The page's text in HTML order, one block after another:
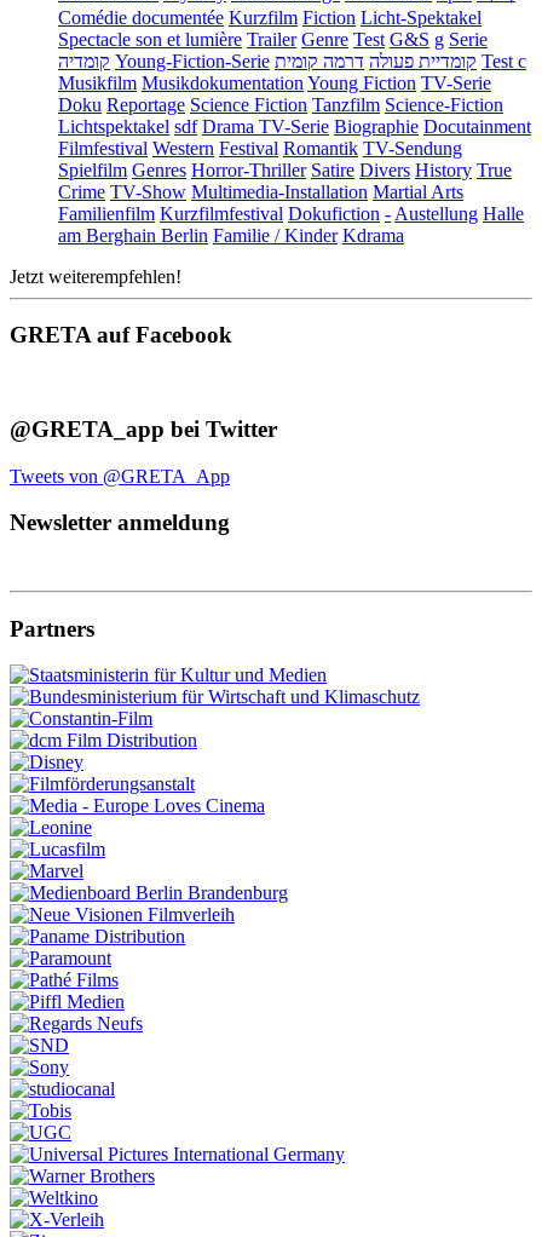
Comédie documentée Kurzfilm Fiction Licht-Spektakel
Spectacle son et lumière Trailer Genre Test G&S g Serie
קומדיה Young-Fiction-Serie קומדיית פעולה דרמה קומית
Test c
Musikfilm Musikdokumentation Young Fiction TV-Serie
Doku Reportage Science Fiction Tanzfilm Science-Fiction
Lichtspektakel sdf Drama TV-Serie Biographie Docutainment
Filmfestival Western Festival Romantik TV-Sendung
Spielfilm Genres Horror-Thriller Satire Divers History True
Crime TV-Show Multimedia-Installation Martial Arts
Familienfilm Kurzfilmfestival Dokufiction - Austellung Halle
am Berghain Berlin Familie / Kinder Kdrama
Jetzt weiterempfehlen!
GRETA auf Facebook
@GRETA_app bei Twitter
Tweets von @GRETA_App
Newsletter anmeldung
Partners